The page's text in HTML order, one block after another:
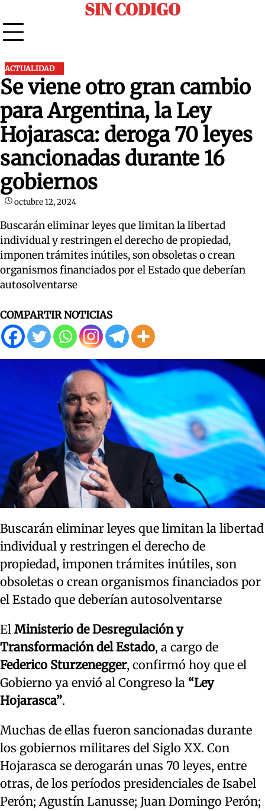
to
content
SIN CODIGO
ACTUALIDAD
Se viene otro gran cambio
para Argentina, la Ley
Hojarasca: deroga 70 leyes
sancionadas durante 16
gobiernos
octubre 12, 2024
Buscarán eliminar leyes que limitan la libertad
individual y restringen el derecho de propiedad,
imponen trámites inútiles, son obsoletas o crean
organismos financiados por el Estado que deberían
autosolventarse
COMPARTIR NOTICIAS
Buscarán eliminar leyes que limitan la libertad
individual y restringen el derecho de
propiedad, imponen trámites inútiles, son
obsoletas o crean organismos financiados por
el Estado que deberían autosolventarse
El Ministerio de Desregulación y
Transformación del Estado, a cargo de
Federico Sturzenegger, confirmó hoy que el
Gobierno ya envió al Congreso la “Ley
Hojarasca”.
Muchas de ellas fueron sancionadas durante
los gobiernos militares del Siglo XX. Con
Hojarasca se derogarán unas 70 leyes, entre
otras, de los períodos presidenciales de Isabel
Perón; Agustín Lanusse; Juan Domingo Perón;